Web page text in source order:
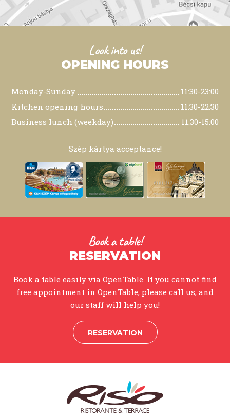
Look into us!
OPENING HOURS
Monday-Sunday
11:30-23:00
Kitchen opening hours
11:30-22:30
Business lunch (weekday)
11:30-15:00
Szép kártya acceptance!
Book a table!
RESERVATION
Book a table easily via OpenTable. If you cannot find
free appointment in OpenTable, please call us, and
our staff will help you!
RESERVATION